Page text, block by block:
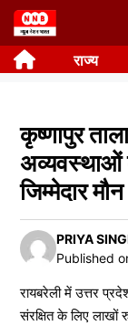
Skip
to
content राज्य
कृष्णापुर
अव्यवस्थाओं
जिम्मेदार मौन
PRIYA
Published
रायबरेली में उत्तर
संरक्षित के लिए